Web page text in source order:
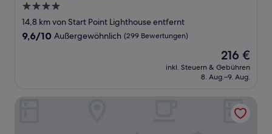
4.0-
Sterne-
Unterkunft
14,8 km von Start Point Lighthouse entfernt
9.6
9,6/10 Außergewöhnlich (299 Bewertungen)
Der
Preis
beträgt
216 €
inkl. Steuern & Gebühren
8. Aug.–9. Aug.